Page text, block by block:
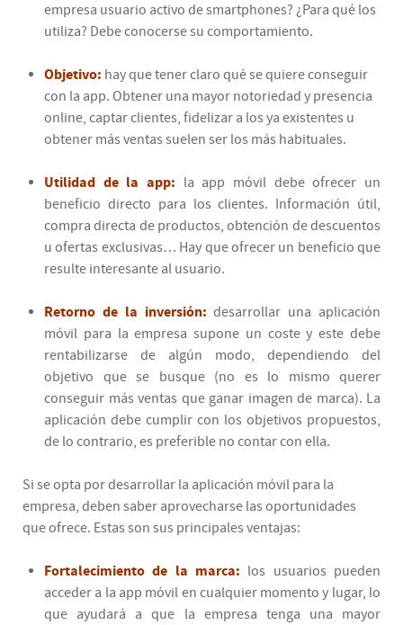
empresa usuario activo de smartphones? ¿Para qué los
utiliza? Debe conocerse su comportamiento.
Objetivo: hay que tener claro qué se quiere conseguir
con la app. Obtener una mayor notoriedad y presencia
online, captar clientes, fidelizar a los ya existentes u
obtener más ventas suelen ser los más habituales.
Utilidad de la app: la app móvil debe ofrecer un
beneficio directo para los clientes. Información útil,
compra directa de productos, obtención de descuentos
u ofertas exclusivas… Hay que ofrecer un beneficio que
resulte interesante al usuario.
Retorno de la inversión: desarrollar una aplicación
móvil para la empresa supone un coste y este debe
rentabilizarse de algún modo, dependiendo del
objetivo que se busque (no es lo mismo querer
conseguir más ventas que ganar imagen de marca). La
aplicación debe cumplir con los objetivos propuestos,
de lo contrario, es preferible no contar con ella.
Si se opta por desarrollar la aplicación móvil para la
empresa, deben saber aprovecharse las oportunidades
que ofrece. Estas son sus principales ventajas:
Fortalecimiento de la marca: los usuarios pueden
acceder a la app móvil en cualquier momento y lugar, lo
que ayudará a que la empresa tenga una mayor